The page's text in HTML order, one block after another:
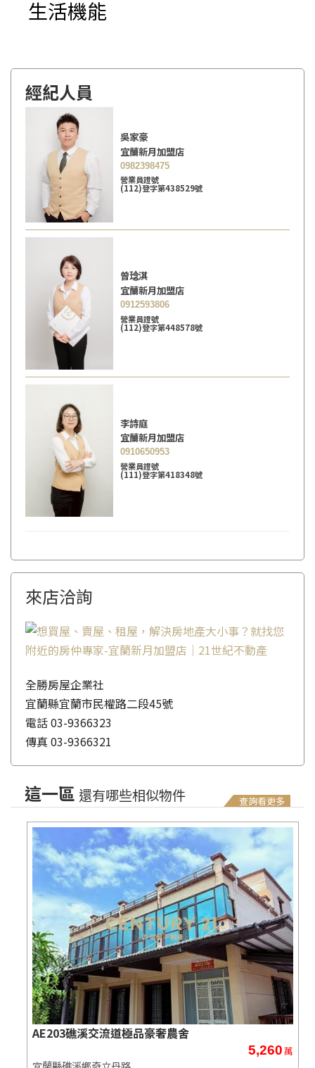
生活機能
經紀人員
吳家豪
宜蘭新月加盟店
0982398475
營業員證號
(112)登字第438529號
曾𤦬淇
宜蘭新月加盟店
0912593806
營業員證號
(112)登字第448578號
李詩庭
宜蘭新月加盟店
0910650953
營業員證號
(111)登字第418348號
來店洽詢
全勝房屋企業社
宜蘭縣宜蘭市民權路二段45號
電話03-9366323
傳真03-9366321
查詢看更多
這一區 還有哪些相似物件
AE203礁溪交流道極品豪奢農舍
5,260萬